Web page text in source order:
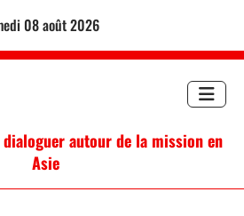
08 août 2026
autour de la mission en
Asie